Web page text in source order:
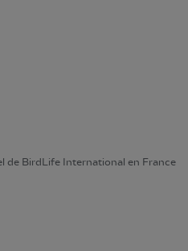
de BirdLife International en France